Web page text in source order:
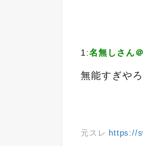
1:名無しさん
無能すぎや
元スレ https://